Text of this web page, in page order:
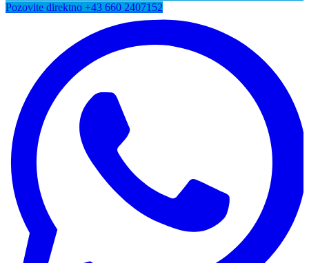
Pozovite direktno +43 660 2407152